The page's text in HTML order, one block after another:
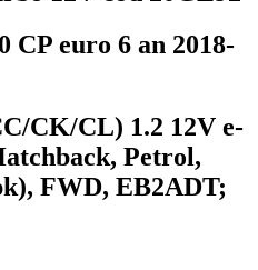
CP euro 6 an 2018-
CK/CL) 1.2 12V e-
Petrol,
FWD, EB2ADT;